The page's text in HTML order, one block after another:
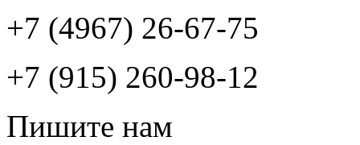
+7 (4967) 26-67-75
+7 (915) 260-98-12
Пишите нам